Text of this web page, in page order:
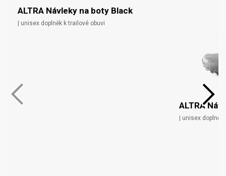
ALTRA Návleky na boty Black
| unisex doplněk k trailové obuvi
ALTRA
| unisex